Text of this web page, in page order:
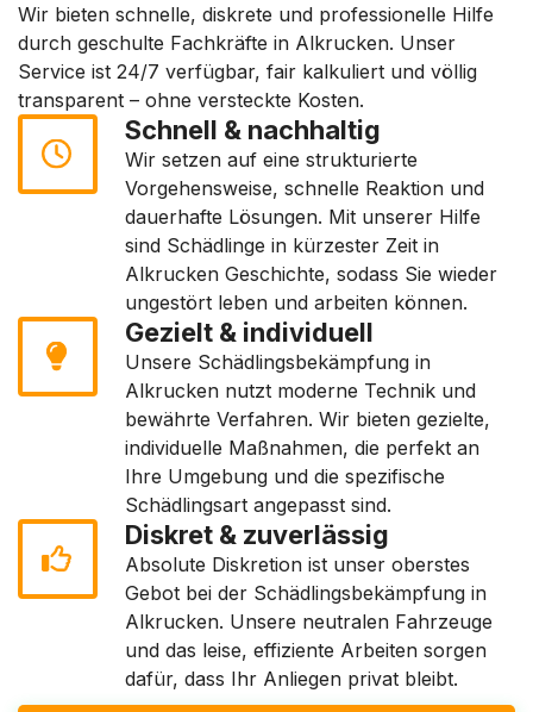
Wir bieten schnelle, diskrete und professionelle Hilfe
durch geschulte Fachkräfte in Alkrucken. Unser
Service ist 24/7 verfügbar, fair kalkuliert und völlig
transparent – ohne versteckte Kosten.
Schnell & nachhaltig
Wir setzen auf eine strukturierte
Vorgehensweise, schnelle Reaktion und
dauerhafte Lösungen. Mit unserer Hilfe
sind Schädlinge in kürzester Zeit in
Alkrucken Geschichte, sodass Sie wieder
ungestört leben und arbeiten können.
Gezielt & individuell
Unsere Schädlingsbekämpfung in
Alkrucken nutzt moderne Technik und
bewährte Verfahren. Wir bieten gezielte,
individuelle Maßnahmen, die perfekt an
Ihre Umgebung und die spezifische
Schädlingsart angepasst sind.
Diskret & zuverlässig
Absolute Diskretion ist unser oberstes
Gebot bei der Schädlingsbekämpfung in
Alkrucken. Unsere neutralen Fahrzeuge
und das leise, effiziente Arbeiten sorgen
dafür, dass Ihr Anliegen privat bleibt.